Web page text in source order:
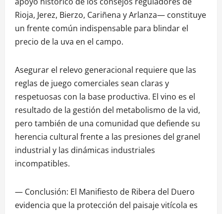
Rioja, Jerez, Bierzo, Cariñena y Arlanza— constituye
un frente común indispensable para blindar el
precio de la uva en el campo.
Asegurar el relevo generacional requiere que las
reglas de juego comerciales sean claras y
respetuosas con la base productiva. El vino es el
resultado de la gestión del metabolismo de la vid,
pero también de una comunidad que defiende su
herencia cultural frente a las presiones del granel
industrial y las dinámicas industriales
incompatibles.
— Conclusión: El Manifiesto de Ribera del Duero
evidencia que la protección del paisaje vitícola es